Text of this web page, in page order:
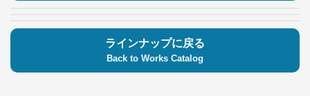
ラインナップに戻る
Back to Works Catalog